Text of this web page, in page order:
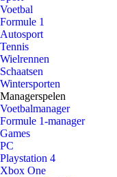
Voetbal
Formule 1
Autosport
Tennis
Wielrennen
Schaatsen
Wintersporten
Managerspelen
Voetbalmanager
Formule 1-manager
Games
PC
Playstation 4
Xbox One